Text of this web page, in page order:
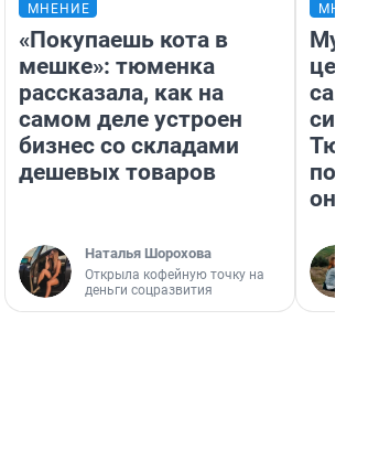
МНЕНИЕ
«Покупаешь кота в
мешке»: тюменка
рассказала, как на
самом деле устроен
бизнес со складами
дешевых товаров
Наталья Шорохова
Открыла кофейную точку на
деньги соцразвития
они